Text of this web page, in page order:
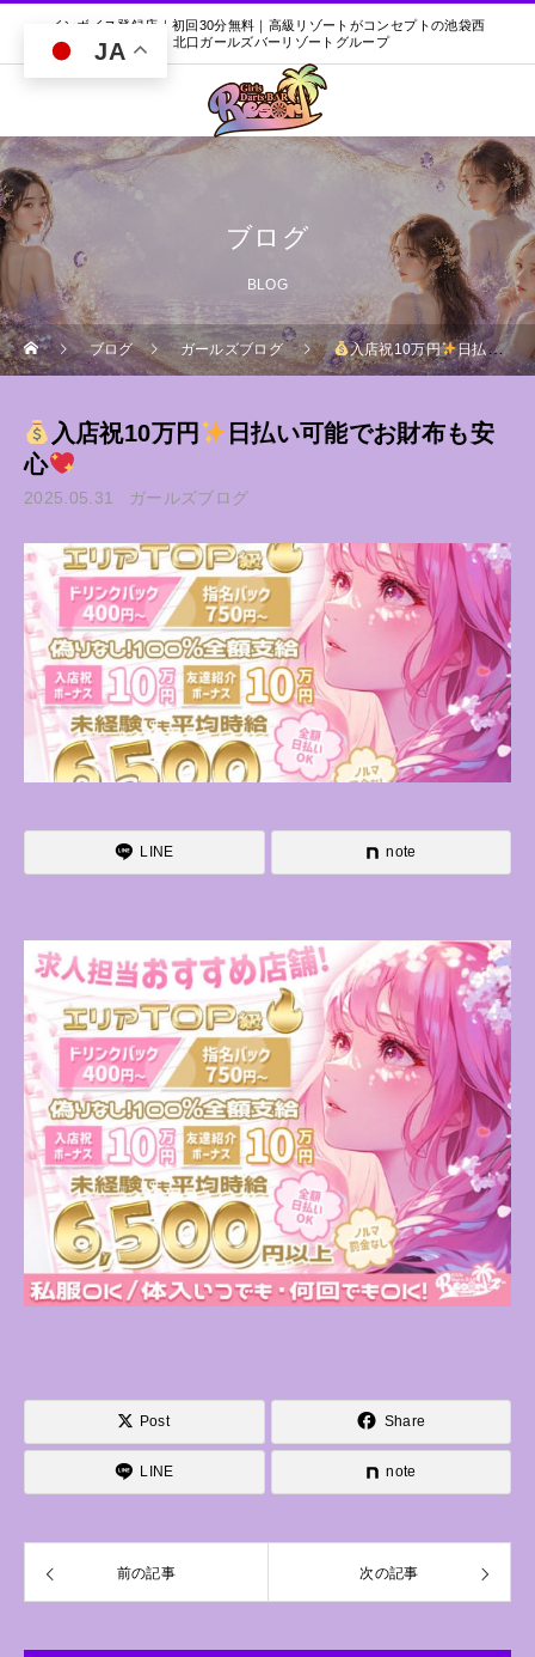
インボイス登録店｜初回30分無料｜高級リゾートがコンセプトの池袋西
口・北口ガールズバーリゾートグループ
ブログ
BLOG
ブログ ガールズブログ 入店祝10万円 日払い可能でお財布も安心
入店祝10万円
日払い可能でお財布も安
心
2025.05.31 ガールズブログ
LINE note
Post Share
LINE note
前の記事 次の記事
JA